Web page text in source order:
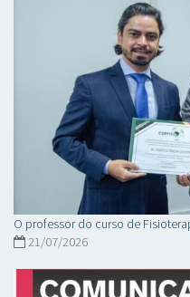
O professor do curso de
21/07/2026